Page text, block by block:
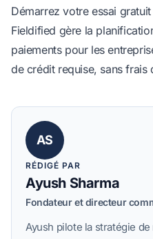
Démarrez votre essai gratuit
Fieldified gère la
paiements pour les
de crédit requise, sans frais
AS
RÉDIGÉ PAR
Ayush Sharma
Fondateur et directeur
Ayush pilote la stratégie